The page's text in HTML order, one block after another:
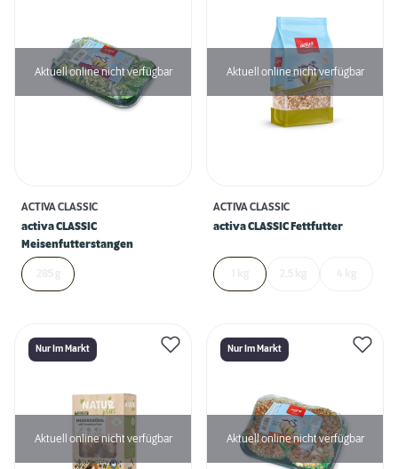
Aktuell online nicht verfügbar
ACTIVA CLASSIC
activa CLASSIC
Meisenfutterstangen
Aktuell online nicht verfügbar
ACTIVA CLASSIC
activa CLASSIC Fettfutter
Nur Im Markt
Aktuell online nicht verfügbar
Nur Im Markt
Aktuell online nicht verfügbar